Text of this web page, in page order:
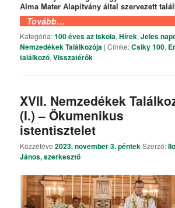
Alma Mater Alapítvány által szervezett
Tovább…
Kategória:100 éves az iskola,Hírek,Jeles
Nemzedékek Találkozója |Címke:Csiky 100,
találkozó,Visszatérők
XVII. Nemzedékek
(I.) – Ökumenikus
istentisztelet
Közzétéve2023. november 3. péntekSzerző:
János, szerkesztő